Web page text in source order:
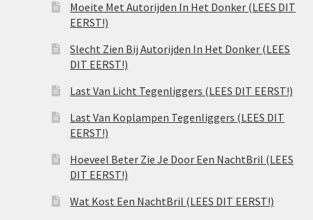
Moeite Met Autorijden In Het Donker (LEES DIT
EERST!)
Slecht Zien Bij Autorijden In Het Donker (LEES
DIT EERST!)
Last Van Licht Tegenliggers (LEES DIT EERST!)
Last Van Koplampen Tegenliggers (LEES DIT
EERST!)
Hoeveel Beter Zie Je Door Een NachtBril (LEES
DIT EERST!)
Wat Kost Een NachtBril (LEES DIT EERST!)